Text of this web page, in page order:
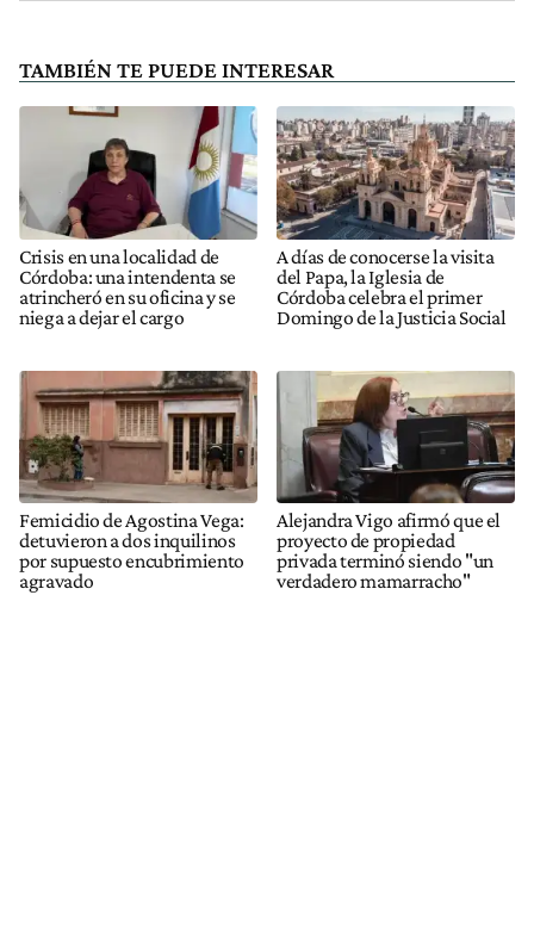
TAMBIÉN TE PUEDE INTERESAR
Crisis en una localidad de
Córdoba: una intendenta se
atrincheró en su oficina y se
niega a dejar el cargo
A días de conocerse la visita
del Papa, la Iglesia de
Córdoba celebra el primer
Domingo de la Justicia Social
Femicidio de Agostina Vega:
detuvieron a dos inquilinos
por supuesto encubrimiento
agravado
Alejandra Vigo afirmó que el
proyecto de propiedad
privada terminó siendo "un
verdadero mamarracho"